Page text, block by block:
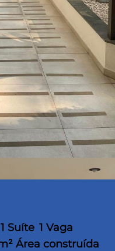
1 Suíte 1 Vaga
Área construída